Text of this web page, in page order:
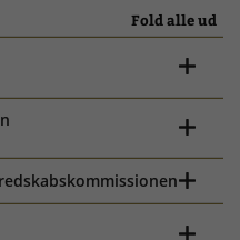
Fold alle ud